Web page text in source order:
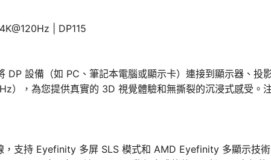
| DP115
設備（如 PC、筆記本電腦或顯示卡）連接到顯示器、投
），為您提供真實的 3D 視覺體驗和無撕裂的沉浸式感受。
支持 Eyefinity 多屏 SLS 模式和 AMD Eyefinity 多顯示技